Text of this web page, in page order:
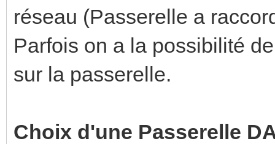
réseau (Passerelle a
Parfois on a la possibilité
sur la passerelle.
Choix d'une Passerelle